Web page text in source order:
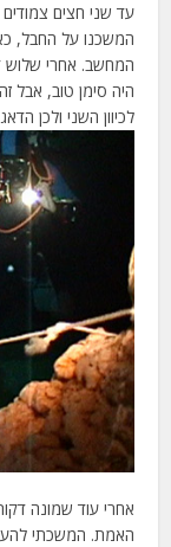
עד שני חצים צמודים
המשכנו על החבל,
המחשב. אחרי שלוש
היה סימן טוב, אבל
לכיוון השני ולכן
אחרי עוד שמונה
האמת. המשכתי